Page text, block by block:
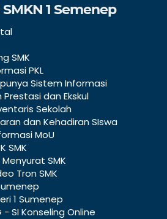
1 Semenep
SMK
PKL
punya Sistem Informasi
dan Ekskul
Sekolah
dan Kehadiran SIswa
MoU
SMK
Menyurat SMK
Tron SMK
1 Sumenep
- SI Konseling Online